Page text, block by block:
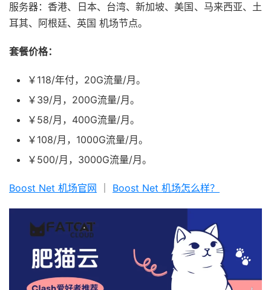
服务器：香港、日本、台湾、新加坡、美国、马来西亚、土
耳其、阿根廷、英国 机场节点。
套餐价格：
￥118/年付，20G流量/月。
￥39/月，200G流量/月。
￥58/月，400G流量/月。
￥108/月，1000G流量/月。
￥500/月，3000G流量/月。
Boost Net 机场官网 Boost Net 机场怎么样？